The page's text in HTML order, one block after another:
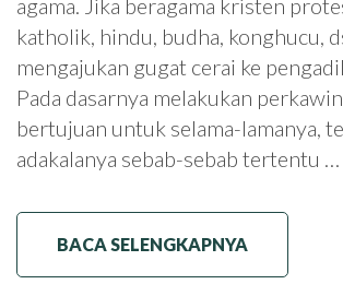
agama. Jika beragama kristen
katholik, hindu, budha, konghucu,
mengajukan gugat cerai ke
Pada dasarnya melakukan
bertujuan untuk selama-lamanya,
adakalanya sebab-sebab tertentu …
BACA SELENGKAPNYA